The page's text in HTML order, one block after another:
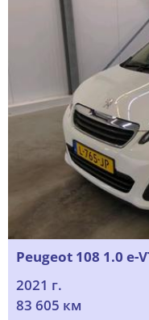
Peugeot 108 1.0 e-
2021 г.
83 605 км